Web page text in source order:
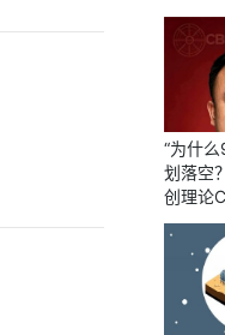
2.72%-
“为什
划落空
创理论
嬴政给